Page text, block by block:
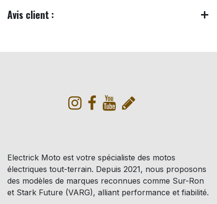
Avis client :
Electrick Moto est votre spécialiste des motos
électriques tout-terrain. Depuis 2021, nous proposons
des modèles de marques reconnues comme Sur-Ron
et Stark Future (VARG), alliant performance et fiabilité.